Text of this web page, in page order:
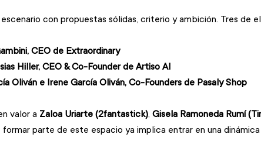
con propuestas sólidas, criterio y ambición. Tres de
CEO de Extraordinary
Hiller, CEO & Co-Founder de Artiso AI
Oliván e Irene García Oliván, Co-Founders de Pasaly Shop
valor a Zaloa Uriarte (2fantastick), Gisela Ramoneda Rumí
formar parte de este espacio ya implica entrar en una